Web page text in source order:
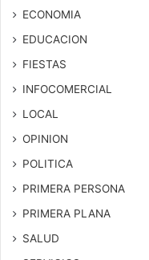
ECONOMIA
EDUCACION
FIESTAS
INFOCOMERCIAL
LOCAL
OPINION
POLITICA
PRIMERA PERSONA
PRIMERA PLANA
SALUD